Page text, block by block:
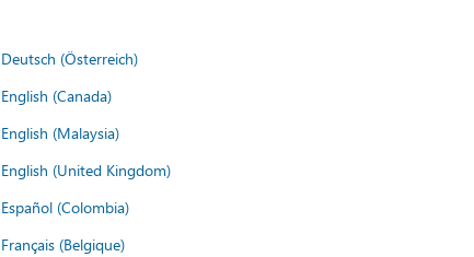
Deutsch (Österreich)
English (Canada)
English (Malaysia)
English (United Kingdom)
Español (Colombia)
Français (Belgique)